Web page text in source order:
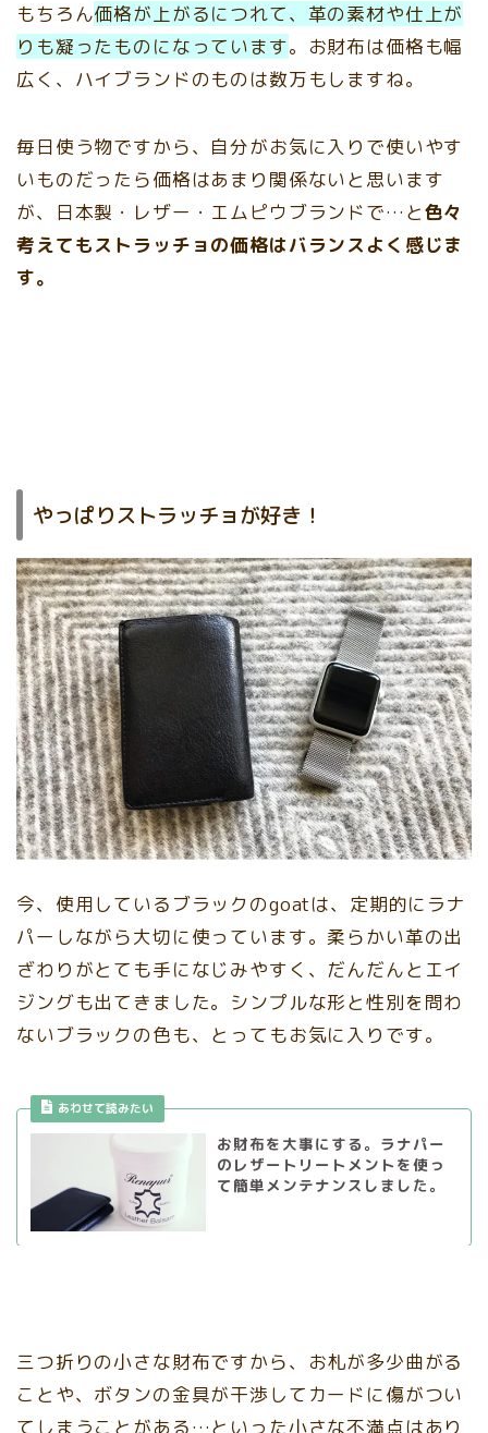
もちろん価格が上がるにつれて、革の素材や仕上が
りも凝ったものになっています。お財布は価格も幅
広く、ハイブランドのものは数万もしますね。
毎日使う物ですから、自分がお気に入りで使いやす
いものだったら価格はあまり関係ないと思います
が、日本製・レザー・エムピウブランドで…と色々
考えてもストラッチョの価格はバランスよく感じま
す。
やっぱりストラッチョが好き！
今、使用しているブラックのgoatは、定期的にラナ
パーしながら大切に使っています。柔らかい革の出
ざわりがとても手になじみやすく、だんだんとエイ
ジングも出てきました。シンプルな形と性別を問わ
ないブラックの色も、とってもお気に入りです。
あわせて読みたい
お財布を大事にする。ラナパー
のレザートリートメントを使っ
て簡単メンテナンスしました。
三つ折りの小さな財布ですから、お札が多少曲がる
ことや、ボタンの金具が干渉してカードに傷がつい
てしまうことがある…といった小さな不満点はあり